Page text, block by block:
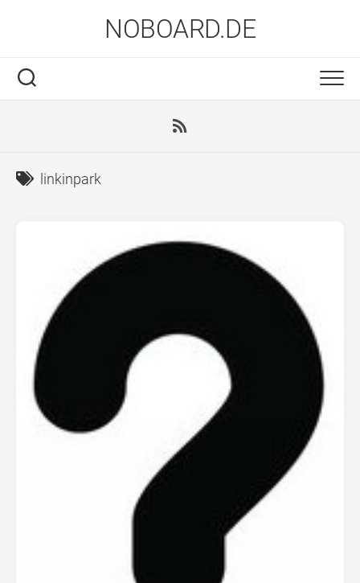
NOBOARD.DE
linkinpark